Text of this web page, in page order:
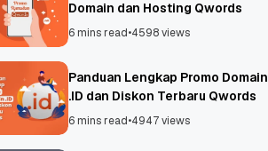
Domain dan Hosting Qwords
6 mins read•4598 views
Panduan Lengkap Promo Domain
.ID dan Diskon Terbaru Qwords
6 mins read•4947 views